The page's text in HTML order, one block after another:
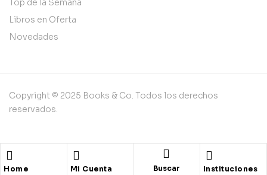
Home Mi Cuenta Buscar Instituciones
Top de la Semana
Libros en Oferta
Novedades
Copyright © 2025 Books & Co. Todos los derechos
reservados.